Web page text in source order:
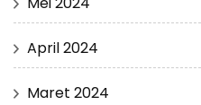
April 2024
Maret 2024